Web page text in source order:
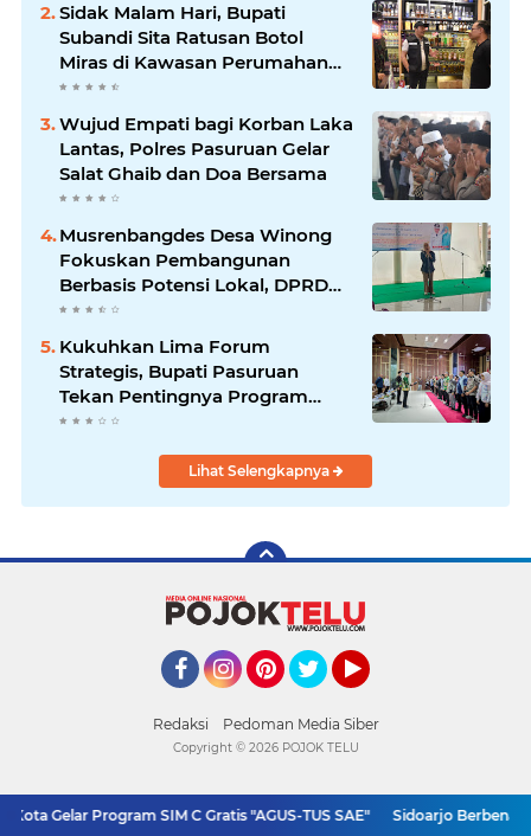
Sidak Malam Hari, Bupati
Subandi Sita Ratusan Botol
Miras di Kawasan Perumahan
Sidoarjo
Wujud Empati bagi Korban Laka
Lantas, Polres Pasuruan Gelar
Salat Ghaib dan Doa Bersama
Musrenbangdes Desa Winong
Fokuskan Pembangunan
Berbasis Potensi Lokal, DPRD
Optimistis Meski Dihantam
Efisiensi Anggaran
Kukuhkan Lima Forum
Strategis, Bupati Pasuruan
Tekan Pentingnya Program
Nyata untuk Rakyat
Lihat Selengkapnya
Redaksi Pedoman Media Siber
Gelar Program SIM C Gratis "AGUS-TUS SAE" Sidoarjo
Copyright © 2026 POJOK TELU